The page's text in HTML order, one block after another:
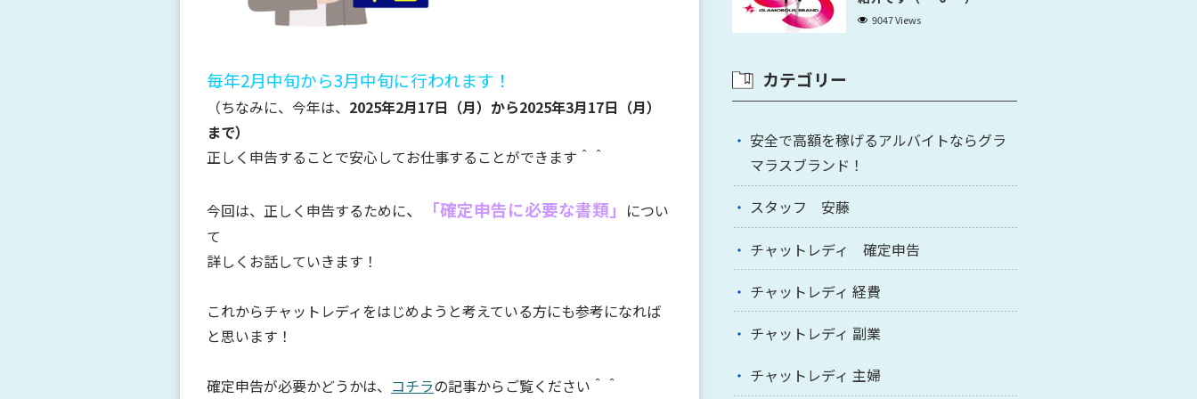
毎年2月中旬から3月中旬に行われます！
（ちなみに、今年は、 2025年2月17日（月）から2025年3月17日（月）
まで）
正しく申告することで安心してお仕事することができます＾＾
今回は、正しく申告するために、 「確定申告に必要な書類」 につい
て
詳しくお話していきます！
これからチャットレディをはじめようと考えている方にも参考になれば
と思います！
確定申告が必要かどうかは、 コチラの記事からご覧ください＾＾
9047 Views
カテゴリー
安全で高額を稼げるアルバイトならグラ
マラスブランド！
スタッフ 安藤
チャットレディ 確定申告
チャットレディ 経費
チャットレディ 副業
チャットレディ 主婦